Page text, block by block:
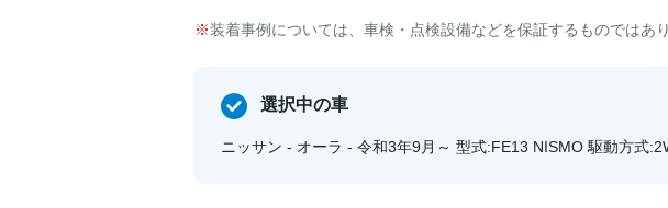
装着事例については、車検・点検設備などを保証するものではあり
選択中の車
ニッサン - オーラ - 令和3年9月～ 型式:FE13 NISMO 駆動方式